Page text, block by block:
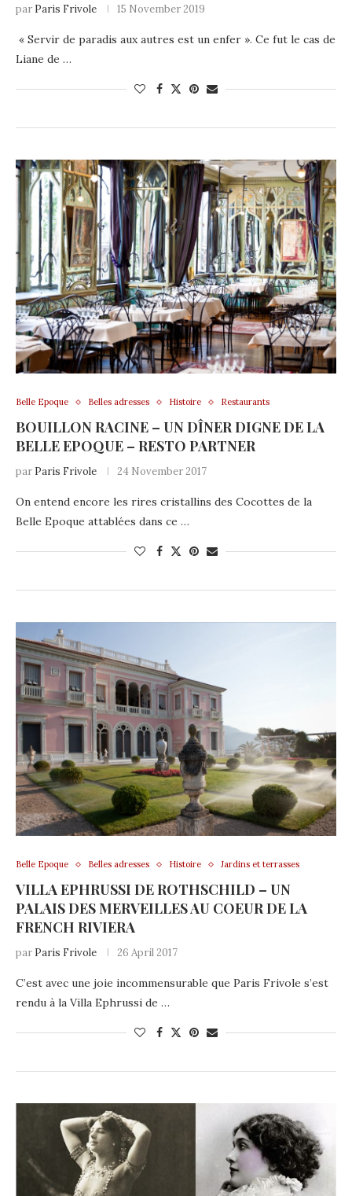
par Paris Frivole 15 November 2019
« Servir de paradis aux autres est un enfer ». Ce fut le cas de
Liane de …
Belle Epoque Belles adresses Histoire Restaurants
BOUILLON RACINE – UN DÎNER DIGNE DE LA
BELLE EPOQUE – RESTO PARTNER
par Paris Frivole 24 November 2017
On entend encore les rires cristallins des Cocottes de la
Belle Epoque attablées dans ce …
Belle Epoque Belles adresses Histoire Jardins et terrasses
VILLA EPHRUSSI DE ROTHSCHILD – UN
PALAIS DES MERVEILLES AU COEUR DE LA
FRENCH RIVIERA
par Paris Frivole 26 April 2017
C’est avec une joie incommensurable que Paris Frivole s’est
rendu à la Villa Ephrussi de …